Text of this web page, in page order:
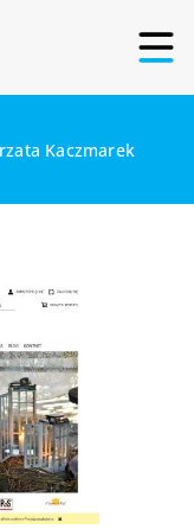
Kaczmarek